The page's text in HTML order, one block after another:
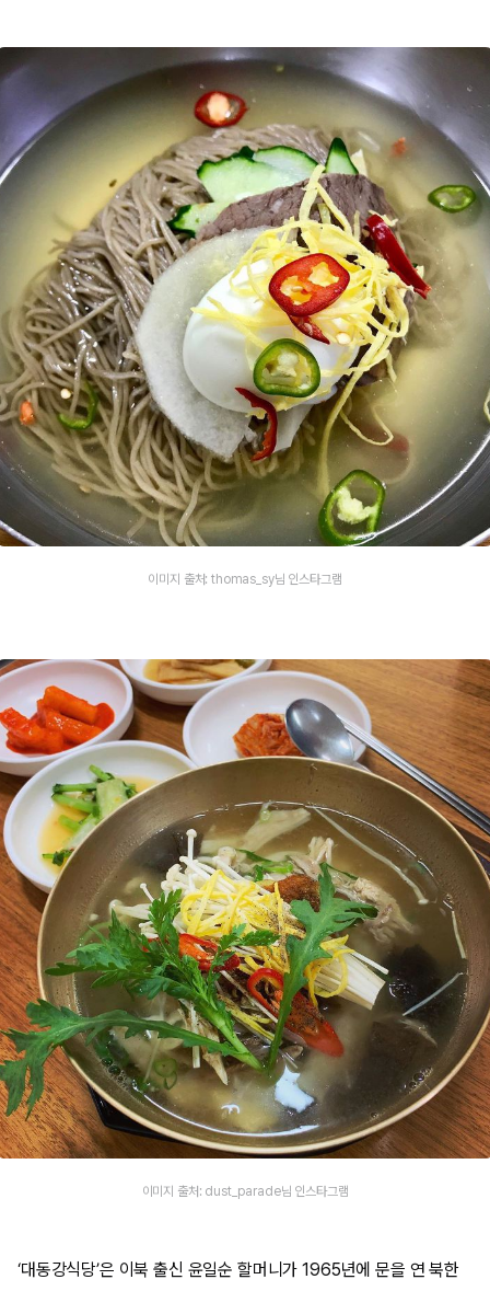
이미지 출처: thomas_sy님 인스타그램
이미지 출처: dust_parade님 인스타그램
‘대동강식당’은 이북 출신 윤일순 할머니가 1965년에 문을 연 북한